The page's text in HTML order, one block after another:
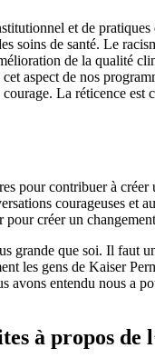
et de
soins de santé. Le
de la qualité
aspect de nos
La réticence est
pour contribuer à
courageuses et
créer un
grande que soi. Il faut
les gens de Kaiser
entendu nous a
à propos de